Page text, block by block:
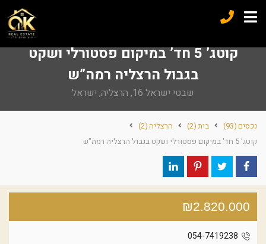
קוטג’ 5 חד’ במיקום פסטורלי ושקט
בגבול הרצליה רמה”ש
שבטי ישראל 16, הרצליה, ישראל
נכסים(93) בית(2) הרצליה(2)
קוטג' 5 חד' במיקום פסטורלי ושקט בגבול הרצליה רמה"ש
₪2.820.000
054-7419238